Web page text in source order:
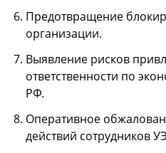
Предотвращение
организации.
Выявление рисков
ответственности по
РФ.
Оперативное
действий сотрудников